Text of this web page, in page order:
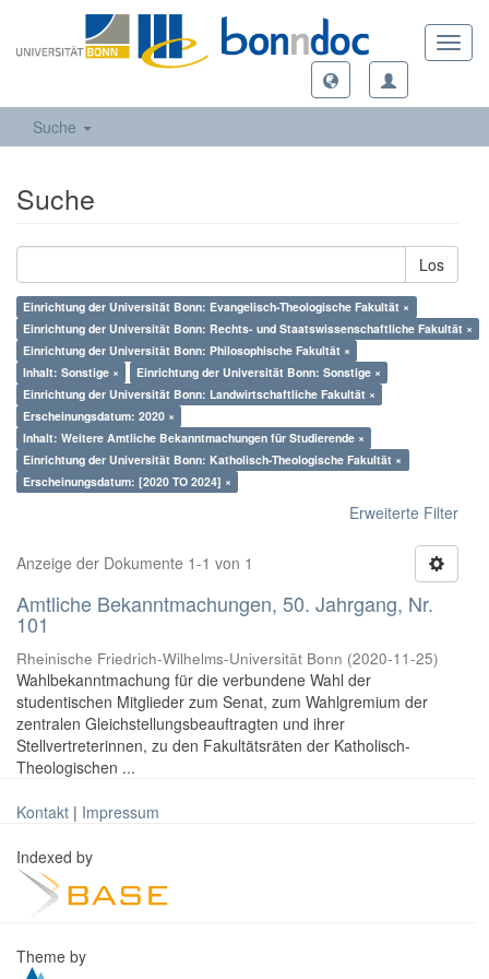
Suche
Suche
Los
Einrichtung der Universität Bonn: Evangelisch-Theologische Fakultät ×
Einrichtung der Universität Bonn: Rechts- und Staatswissenschaftliche Fakultät ×
Einrichtung der Universität Bonn: Philosophische Fakultät ×
Inhalt: Sonstige ×
Einrichtung der Universität Bonn: Sonstige ×
Einrichtung der Universität Bonn: Landwirtschaftliche Fakultät ×
Erscheinungsdatum: 2020 ×
Inhalt: Weitere Amtliche Bekanntmachungen für Studierende ×
Einrichtung der Universität Bonn: Katholisch-Theologische Fakultät ×
Erscheinungsdatum: [2020 TO 2024] ×
Erweiterte Filter
Anzeige der Dokumente 1-1 von 1
Amtliche Bekanntmachungen, 50. Jahrgang, Nr.
101
Rheinische Friedrich-Wilhelms-Universität Bonn (2020-11-25)
Wahlbekanntmachung für die verbundene Wahl der
studentischen Mitglieder zum Senat, zum Wahlgremium der
zentralen Gleichstellungsbeauftragten und ihrer
Stellvertreterinnen, zu den Fakultätsräten der Katholisch-
Theologischen ...
Kontakt | Impressum
Indexed by
Theme by